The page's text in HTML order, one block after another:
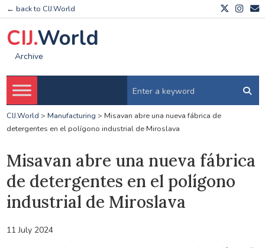
← back to CIJ.World
CIJ.World
Archive
CIJ.World > Manufacturing > Misavan abre una nueva fábrica de
detergentes en el polígono industrial de Miroslava
Misavan abre una nueva fábrica
de detergentes en el polígono
industrial de Miroslava
11 July 2024